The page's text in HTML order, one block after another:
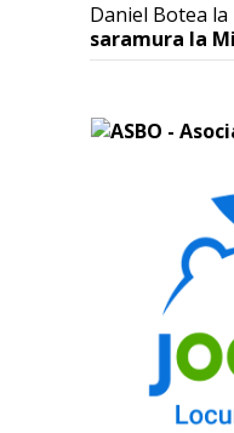
Daniel Botea la
saramura la